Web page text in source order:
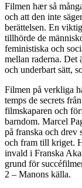
Filmen hær så
och att den inte
berättelsen. En
tillhörde de
feministiska och
mellan raderna. Det
och underbart sätt,
Filmen på verkliga
temps de secrets
filmskaparen och
barndom. Marcel
på franska och drev
och fram till kriget.
invald i Franska
grund för
2 – Manons källa.